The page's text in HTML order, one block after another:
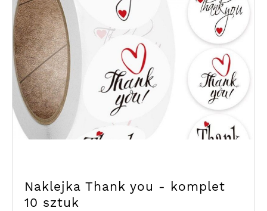
Naklejka Thank you - komplet
10 sztuk